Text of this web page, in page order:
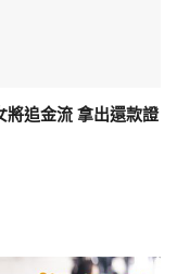
將追金流 拿出還款證